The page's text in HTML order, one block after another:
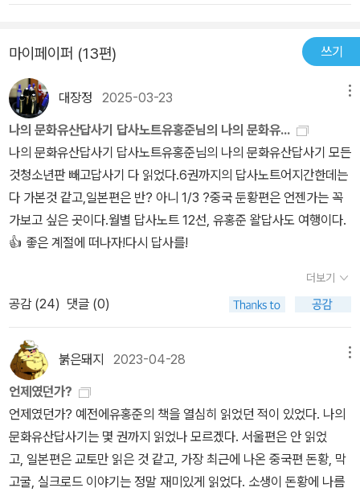
간략해서 답사기를 읽기 시작하며 실크로드를 머리 속에 그리기에는
으로 답사일정표와 지도가 실릴 예정이라고 하니 충실한 지도가 실리
기를 기대해 본다.
것이지만 큰 이치를 설명할 수 있으리라.- P80주나라 문왕은 구금
중에 『주역』의 64괘를 풀이하였고,공자는 진(陳)과 채(蔡) 사이에
서 액을 당하고 『춘추』를 펴냈고,굴원은 방축되고 『이소』를 지었고,
손빈은 다리가 잘리고 『손자병법』을 썼고,쿠마라지바는 18년간의 유
폐 중 한문을 배워 불경을 번역했고,사마천은 궁형을 당하고 『사기』
를 펴냈다. - P82
하게문화를 창조했던 이 욕심 사나운 민족의 역사를 회상했다. 그리
에 비할 때 초라할 정도로 땅은 좁고, 인구도 적은 우리나라의 사정
과 역사가 떠오르지 않을 수 없었다.그러나 한편으로 생각하자니 우
리는 그 좁은 영토에서 삶을 영위하면서도 중국 변방의 다른 소수민
족과는 달리 끝끝내 중국에 정복당하지 않고 그들의 문명에 버금가
는 문화를 창조하여 오늘날 누가 보아도 동아시아에서 당당한 문화
적 지분을 갖고 있는 문명국가로 부상해 있음이 대견하고 자랑스러웠
다. 그런 우리 역사의 저력, 그리고 후손들에게 스스로의 운명을 스스
로 결정할 수 있는 독립된 민족국가로넘겨준 조상들의 피어린 노력
과 희생이 주마등처럼 스치면서 기어이나로 하여금 눈물방울을 맺
을 촉발시키족이 바로 이들 북흉노였다는 학설이 나오는 것이다. 사
람들은 휴가 홀연히 사라졌다고 생각하곤 한다. 그러나 흉노 제국
은 멸망했지만 흉노인은 여전히 유목민으로 살았다. 오호십육국시대
의 전조(前趙304~329), 북량(北凉, 397~439) 등이 흉노의 후
예가 세운 나라였다. 한편 이들이 사용했던 동복(銅)이라는 이동
용 가마솥이 우리나라 가야 유적에서도 발굴되어 가야의 상층부가 북
방에서 내려왔다는 가설이 제기되고 있다. 아무튼 5세기 이후 흉노
에 대한 기록은 어디에도 나타나지 않는다.내가 지금 하서주랑에 와
서 흉노의 역사를 이렇게 일별하자니 중국에 있는 55개 소수민족
의 처지를 우리와 자연히 비교해보게 된다. 중국인이 오랑캐라고 부
마이페이퍼 (13편) 쓰기
대장정 2025-03-23
나의 문화유산답사기 답사노트유홍준님의 나의 문화유...
나의 문화유산답사기 답사노트유홍준님의 나의 문화유산답사기 모든
것청소년판 빼고답사기 다 읽었다.6권까지의 답사노트어지간한데는
다 가본것 같고,일본편은 반? 아니 1/3 ?중국 둔황편은 언젠가는 꼭
가보고 싶은 곳이다.월별 답사노트 12선, 유홍준 왈답사도 여행이다.
👍 좋은 계절에 떠나자!다시 답사를!
더보기
공감 (24) 댓글 (0)
붉은돼지 2023-04-28
언제였던가?
언제였던가? 예전에유홍준의 책을 열심히 읽었던 적이 있었다. 나의
문화유산답사기는 몇 권까지 읽었나 모르겠다. 서울편은 안 읽었
고, 일본편은 교토만 읽은 것 같고, 가장 최근에 나온 중국편 돈황, 막
고굴, 실크로드 이야기는 정말 재미있게 읽었다. 소생이 돈황에 나름